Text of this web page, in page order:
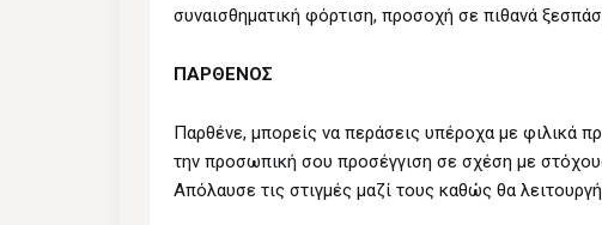
συναισθηματική φόρτιση, προσοχή σε πιθανά
ΠΑΡΘΕΝΟΣ
Παρθένε, μπορείς να περάσεις υπέροχα με φιλικά
την προσωπική σου προσέγγιση σε σχέση με
Απόλαυσε τις στιγμές μαζί τους καθώς θα